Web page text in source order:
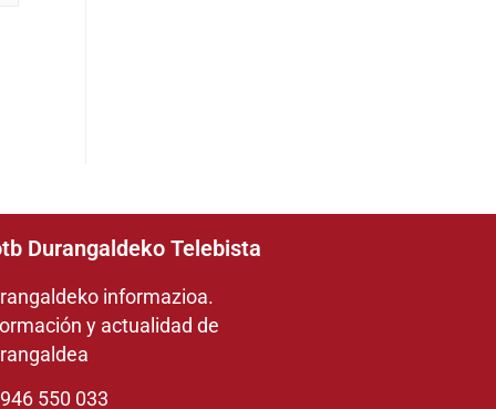
Durangaldeko Telebista
informazioa.
y actualidad de
550 033